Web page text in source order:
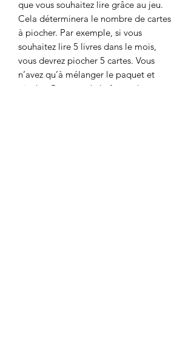
que vous souhaitez lire grâce au jeu.
Cela déterminera le nombre de cartes
à piocher. Par exemple, si vous
souhaitez lire 5 livres dans le mois,
vous devrez piocher 5 cartes. Vous
n’avez qu’à mélanger le paquet et
piocher 5 cartes, de la façon dont vous